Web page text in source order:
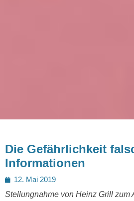
Die Gefährlichkeit
Informationen
Posted
on
12. Mai 2019
Stellungnahme von Heinz Grill zum